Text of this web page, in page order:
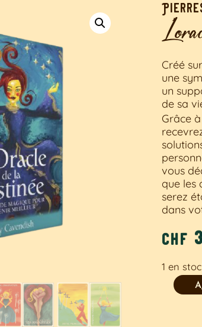
Créé
une
un
de sa
Grâce
vous
que les
serez
dans
chf
1 en